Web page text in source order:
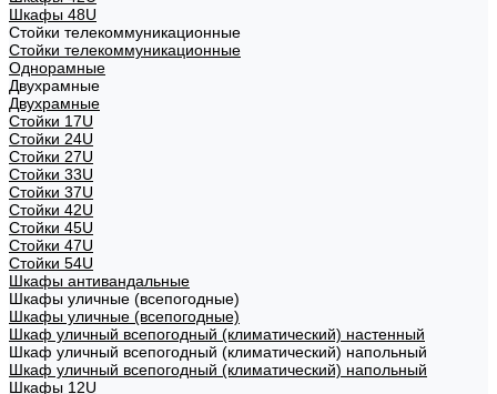
Шкафы 48U
Стойки телекоммуникационные
Стойки телекоммуникационные
Однорамные
Двухрамные
Двухрамные
Стойки 17U
Стойки 24U
Стойки 27U
Стойки 33U
Стойки 37U
Стойки 42U
Стойки 45U
Стойки 47U
Стойки 54U
Шкафы антивандальные
Шкафы уличные (всепогодные)
Шкафы уличные (всепогодные)
Шкаф уличный всепогодный (климатический) настенный
Шкаф уличный всепогодный (климатический) напольный
Шкаф уличный всепогодный (климатический) напольный
Шкафы 12U